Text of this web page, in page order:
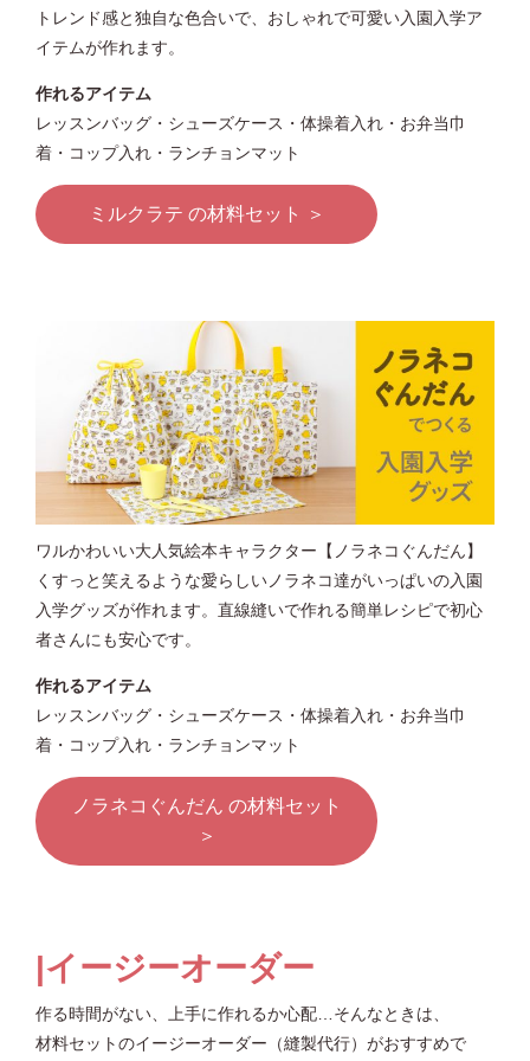
トレンド感と独自な色合いで、おしゃれで可愛い入園入学ア
イテムが作れます。
作れるアイテム
レッスンバッグ・シューズケース・体操着入れ・お弁当巾
着・コップ入れ・ランチョンマット
ミルクラテ の材料セット ＞
ワルかわいい大人気絵本キャラクター【ノラネコぐんだん】
くすっと笑えるような愛らしいノラネコ達がいっぱいの入園
入学グッズが作れます。直線縫いで作れる簡単レシピで初心
者さんにも安心です。
作れるアイテム
レッスンバッグ・シューズケース・体操着入れ・お弁当巾
着・コップ入れ・ランチョンマット
ノラネコぐんだん の材料セット
＞
|イージーオーダー
作る時間がない、上手に作れるか心配…そんなときは、
材料セットのイージーオーダー（縫製代行）がおすすめで